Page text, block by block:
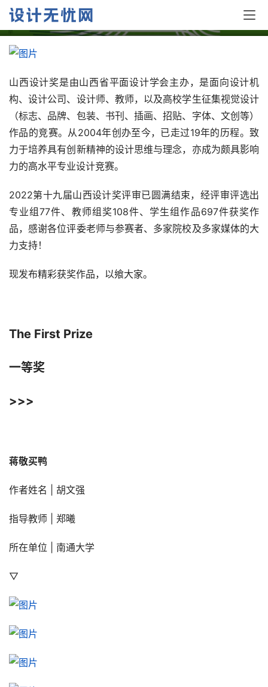
—— F.字体与插画类_5
山西设计奖是由山西省平面设计学会主办，是面向设计机
构、设计公司、设计师、教师，以及高校学生征集视觉设计
（标志、品牌、包装、书刊、插画、招贴、字体、文创等）
作品的竞赛。从2004年创办至今，已走过19年的历程。致
力于培养具有创新精神的设计思维与理念，亦成为颇具影响
力的高水平专业设计竞赛。
2022第十九届山西设计奖评审已圆满结束，经评审评选出
专业组77件、教师组奖108件、学生组作品697件获奖作
品，感谢各位评委老师与参赛者、多家院校及多家媒体的大
力支持！
现发布精彩获奖作品，以飨大家。
The First Prize
一等奖
>>>
蒋敬买鸭
作者姓名 | 胡文强
指导教师 | 郑曦
所在单位 | 南通大学
▽